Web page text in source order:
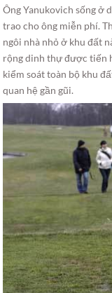
Ông Yanukovich sống ở
trao cho ông miễn phí.
ngôi nhà nhỏ ở khu đất
rộng dinh thự được tiến
kiểm soát toàn bộ khu
quan hệ gần gũi.